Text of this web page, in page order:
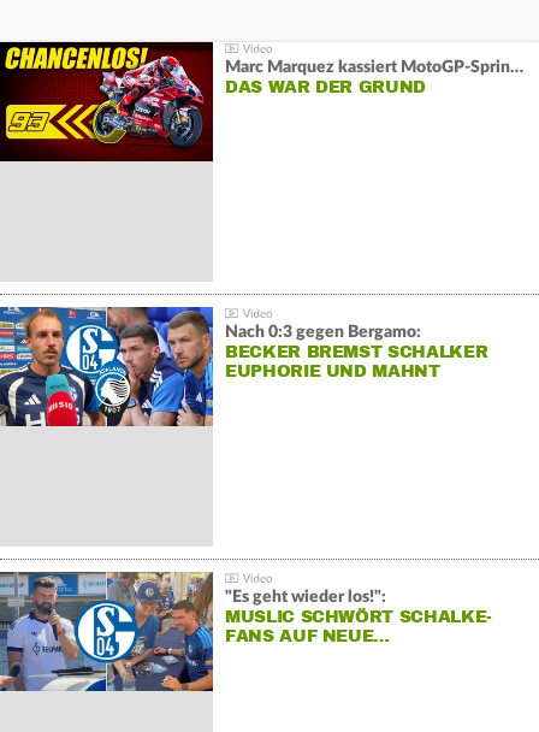
Marc Marquez kassiert MotoGP-Sprint-Schlappe:
DAS WAR DER GRUND
Nach 0:3 gegen Bergamo:
BECKER BREMST SCHALKER
EUPHORIE UND MAHNT
"Es geht wieder los!":
MUSLIC SCHWÖRT SCHALKE-
FANS AUF NEUE…